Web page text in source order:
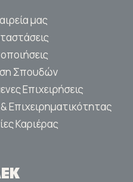
μας
Σπουδών
Επιχειρήσεις
Επιχειρηματικότητας
Καριέρας